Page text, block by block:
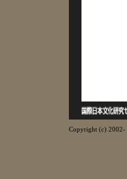
Copyright (c) 2002-